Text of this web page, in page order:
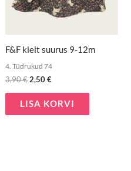
F&F kleit suurus 9-12m
4. Tüdrukud 74
3,90€2,50€
LISA KORVI